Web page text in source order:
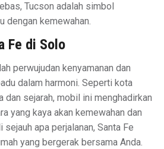
Tucson adalah simbol
dengan kemewahan.
Fe di Solo
perwujudan kenyamanan dan
dalam harmoni. Seperti kota
dan sejarah, mobil ini menghadirkan
yang kaya akan kemewahan dan
sejauh apa perjalanan, Santa Fe
yang bergerak bersama Anda.